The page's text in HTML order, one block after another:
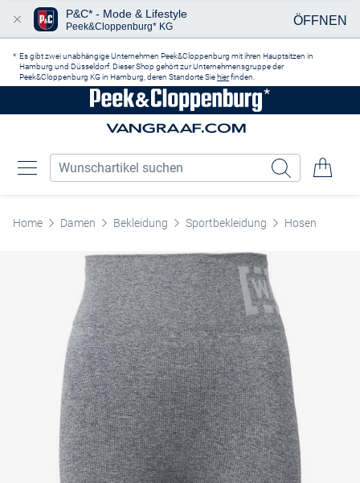
Es gibt zwei unabhängige Unternehmen Peek&Cloppenburg mit ihren Hauptsitzen in
Hamburg und Düsseldorf. Dieser Shop gehört zur Unternehmensgruppe der
Peek&Cloppenburg KG in Hamburg, deren Standorte Sie hierfinden.
Home Damen Bekleidung Sportbekleidung Hosen
P&C* - Mode & Lifestyle
Peek&Cloppenburg* KG ÖFFNEN